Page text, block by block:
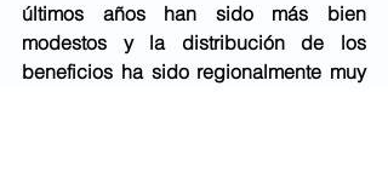
últimos años han sido más bien
modestos y la distribución de los
beneficios ha sido regionalmente muy